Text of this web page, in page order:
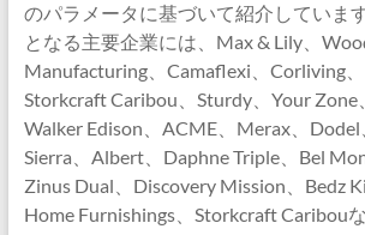
のパラメータに基づいて紹介していま
となる主要企業には、Max & Lily、
Manufacturing、Camaflexi、Corliving、
Storkcraft Caribou、Sturdy、Your Zone
Walker Edison、ACME、Merax、Dodel
Sierra、Albert、Daphne Triple、Bel
Zinus Dual、Discovery Mission、Bedz
Home Furnishings、Storkcraft Caribou